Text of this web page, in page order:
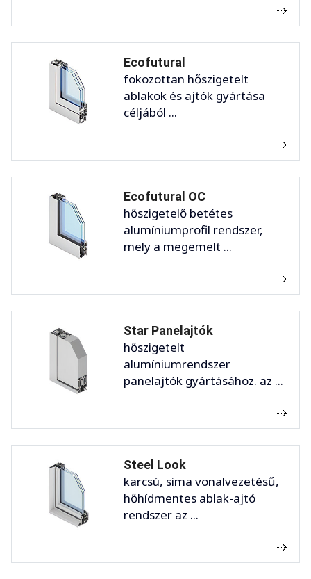
Ecofutural
fokozottan hőszigetelt
ablakok és ajtók gyártása
céljából ...
Ecofutural OC
hőszigetelő betétes
alumíniumprofil rendszer,
mely a megemelt ...
Star Panelajtók
hőszigetelt
alumíniumrendszer
panelajtók gyártásához. az ...
Steel Look
karcsú, sima vonalvezetésű,
hőhídmentes ablak-ajtó
rendszer az ...